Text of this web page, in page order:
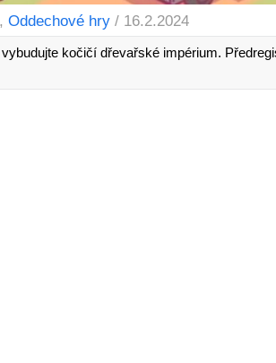
,Oddechové hry / 16.2.2024
kočičí dřevařské impérium.